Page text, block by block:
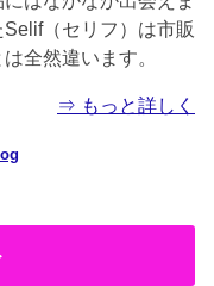
（セリフ）は市販
全然違います。
⇒ もっと詳しく